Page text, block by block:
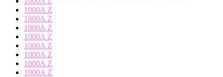
1000A Z
1000A Z
1000A Z
1000A Z
1000A Z
1000A Z
1000A Z
1000A Z